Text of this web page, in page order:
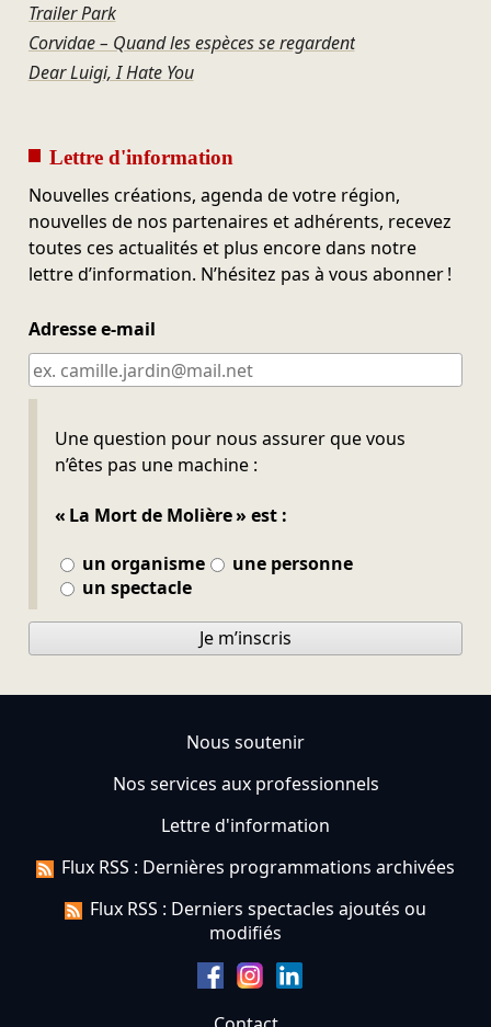
Trailer Park
Corvidae – Quand les espèces se regardent
Dear Luigi, I Hate You
Lettre d'information
Nouvelles créations, agenda de votre région,
nouvelles de nos partenaires et adhérents, recevez
toutes ces actualités et plus encore dans notre
lettre d’information. N’hésitez pas à vous abonner !
Adresse e-mail
Une question pour nous assurer que vous
n’êtes pas une machine :
« La Mort de Molière » est :
un organisme
une personne
un spectacle
Ne pas remplir
Je m’inscris
Nous soutenir
Nos services aux professionnels
Lettre d'information
Flux RSS : Dernières programmations archivées
Flux RSS : Derniers spectacles ajoutés ou
modifiés